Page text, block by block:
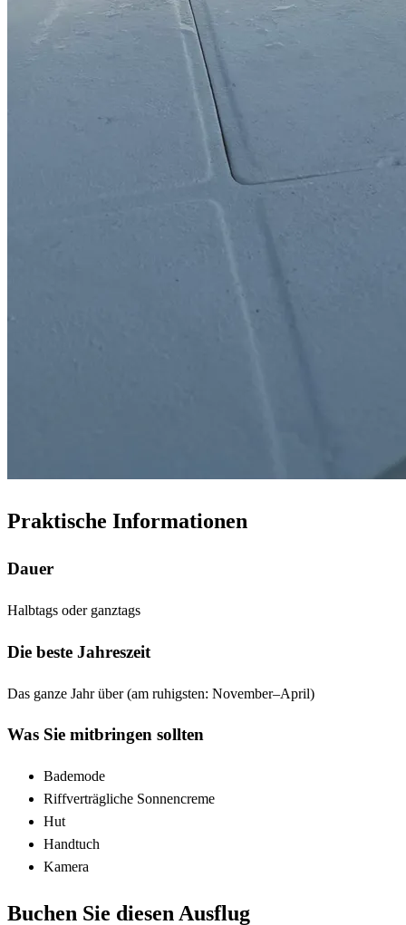
Praktische Informationen
Dauer
Halbtags oder ganztags
Die beste Jahreszeit
Das ganze Jahr über (am ruhigsten: November–April)
Was Sie mitbringen sollten
Bademode
Riffverträgliche Sonnencreme
Hut
Handtuch
Kamera
Buchen Sie diesen Ausflug